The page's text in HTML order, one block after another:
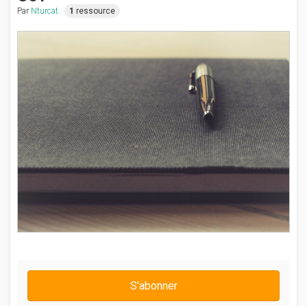
Par Nturcat 1 ressource
S'abonner